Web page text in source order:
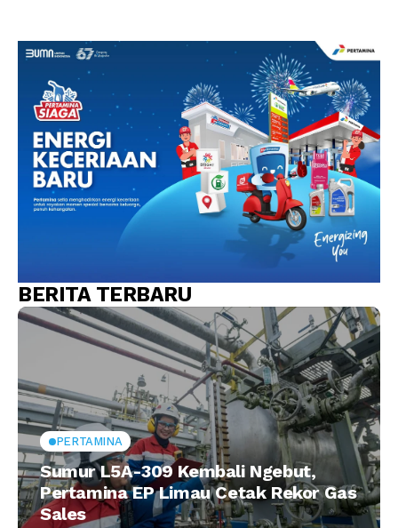
BERITA TERBARU
PERTAMINA
Sumur L5A-309 Kembali Ngebut,
Pertamina EP Limau Cetak Rekor Gas
Sales